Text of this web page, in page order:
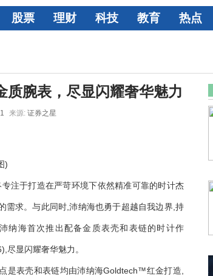
股票 理财 科技 教育 热点
腕表，尽显闪耀奢华魅力
来源: 证券之星
)
注于打造在严苛环境下依然精准可靠的时计杰
需求。与此同时,沛纳海也勇于超越自我边界,持
纳海首次推出配备金质表壳和表链的时计作
显闪耀奢华魅力。
是表壳和表链均由沛纳海Goldtech™红金打造,